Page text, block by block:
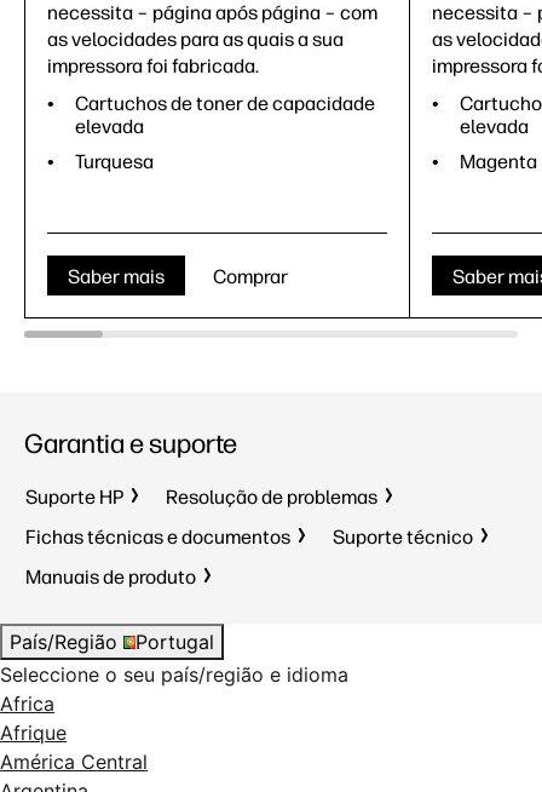
necessita – página após página – com
as velocidades para as quais a sua
impressora foi fabricada.
Cartuchos de toner de capacidade
elevada
Turquesa
Saber mais Comprar
necessita –
as
impressora
elevada
Magenta
Saber
Garantia e suporte
Suporte HP
Resolução de problemas
Fichas técnicas e documentos
Suporte técnico
Manuais de produto
País/Região
Portugal
Seleccione o seu país/região e idioma
Africa
Afrique
América Central